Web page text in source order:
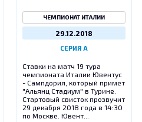
ЧЕМПИОНАТ ИТАЛИИ
29.12.2018
СЕРИЯ А
Ставки на матч 19 тура
чемпионата Италии Ювентус
- Сампдория, который примет
"Альянц Стадиум" в Турине.
Стартовый свисток прозвучит
29 декабря 2018 года в 14:30
по Москве. Ювент...